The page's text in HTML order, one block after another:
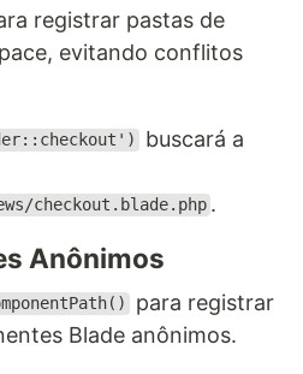
registrar pastas de
evitando conflitos
buscará a
checkout.blade.php .
Anônimos
para registrar
Blade anônimos.